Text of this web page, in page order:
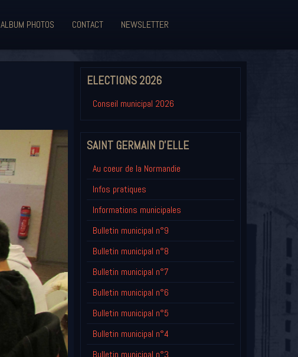
ALBUM PHOTOS CONTACT NEWSLETTER
ELECTIONS 2026
Conseil municipal 2026
SAINT GERMAIN D'ELLE
Au coeur de la Normandie
Infos pratiques
Informations municipales
Bulletin municipal n°9
Bulletin municipal n°8
Bulletin municipal n°7
Bulletin municipal n°6
Bulletin municipal n°5
Bulletin municipal n°4
Bulletin municipal n°3